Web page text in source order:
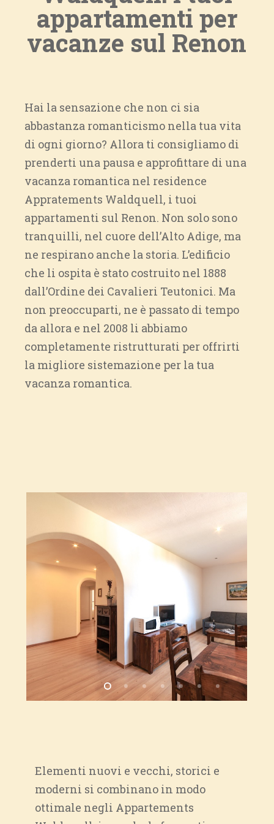
appartamenti per
vacanze sul Renon
Hai la sensazione che non ci sia
abbastanza romanticismo nella tua vita
di ogni giorno? Allora ti consigliamo di
prenderti una pausa e approfittare di una
vacanza romantica nel residence
Appratements Waldquell, i tuoi
appartamenti sul Renon. Non solo sono
tranquilli, nel cuore dell’Alto Adige, ma
ne respirano anche la storia. L’edificio
che li ospita è stato costruito nel 1888
dall’Ordine dei Cavalieri Teutonici. Ma
non preoccuparti, ne è passato di tempo
da allora e nel 2008 li abbiamo
completamente ristrutturati per offrirti
la migliore sistemazione per la tua
vacanza romantica.
Elementi nuovi e vecchi, storici e
moderni si combinano in modo
ottimale negli Appartements